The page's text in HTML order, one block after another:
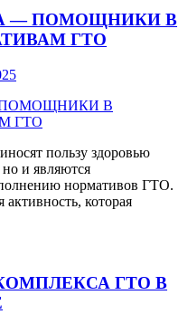
— ПОМОЩНИКИ В
ГТО
пользу здоровью
и являются
нормативов ГТО.
которая
ГТО В